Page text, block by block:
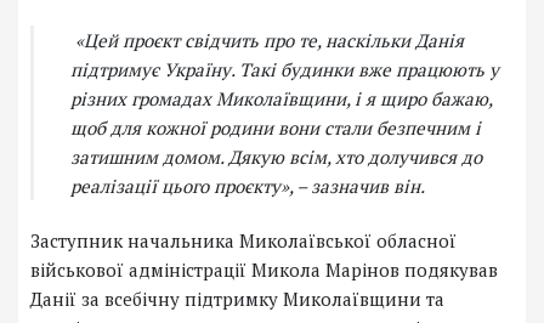
«Цей проєкт свідчить про те, наскільки Данія
підтримує Україну. Такі будинки вже працюють у
різних громадах Миколаївщини, і я щиро бажаю,
щоб для кожної родини вони стали безпечним і
затишним домом. Дякую всім, хто долучився до
реалізації цього проєкту», – зазначив він.
Заступник начальника Миколаївської обласної
військової адміністрації Микола Марінов подякував
Данії за всебічну підтримку Миколаївщини та